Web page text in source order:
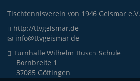
Tischtennisverein von 1946 Geismar e.V.
http://ttvgeismar.de
info@ttvgeismar.de
Turnhalle Wilhelm-Busch-Schule
Bornbreite 1
37085 Göttingen